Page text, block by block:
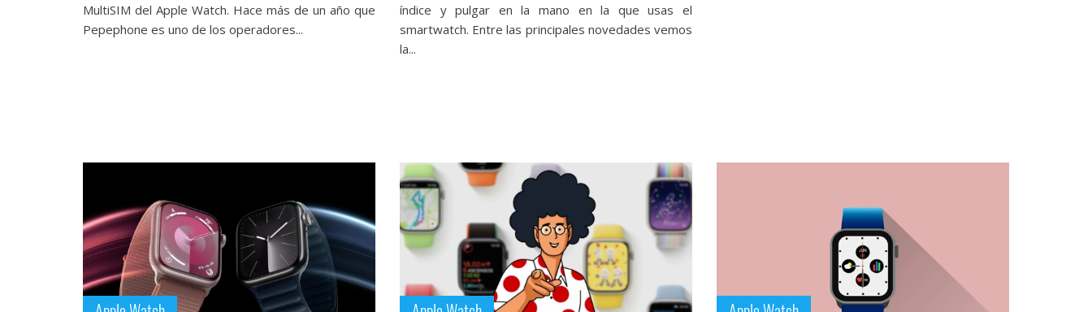
MultiSIM del Apple Watch. Hace más de un año que
Pepephone es uno de los operadores...
índice y pulgar en la mano en la que usas el
smartwatch. Entre las principales novedades vemos
la...